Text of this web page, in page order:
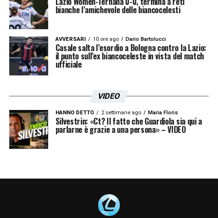
bianche l’amichevole delle biancocelesti
AVVERSARI 10 ore ago Dario Bartolucci
Casale salta l’esordio a Bologna contro la Lazio:
il punto sull’ex biancoceleste in vista del match
ufficiale
VIDEO
HANNO DETTO 2 settimane ago Maria Floris
Silvestrin: «Ct? Il fatto che Guardiola sia qui a
parlarne è grazie a una persona» – VIDEO